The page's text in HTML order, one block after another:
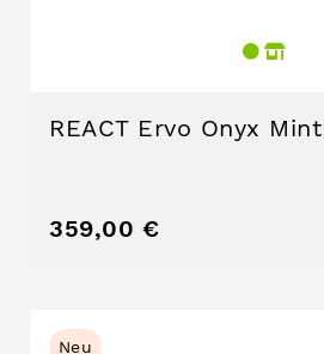
REACT Ervo Onyx
359,00 €
Neu